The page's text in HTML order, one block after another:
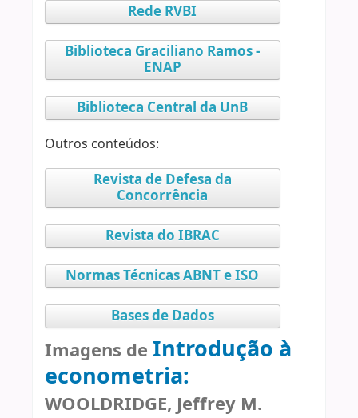
Rede RVBI
Biblioteca Graciliano Ramos -
ENAP
Biblioteca Central da UnB
Outros conteúdos:
Revista de Defesa da
Concorrência
Revista do IBRAC
Normas Técnicas ABNT e ISO
Bases de Dados
Imagens de Introdução à
econometria:
WOOLDRIDGE, Jeffrey M.